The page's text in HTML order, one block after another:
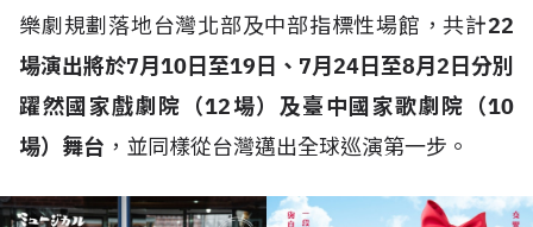
樂劇規劃落地台灣北部及中部指標性場館，共計22
場演出將於7月10日至19日、7月24日至8月2日分別
躍然國家戲劇院（12場）及臺中國家歌劇院（10
場）舞台 ，並同樣從台灣邁出全球巡演第一步。